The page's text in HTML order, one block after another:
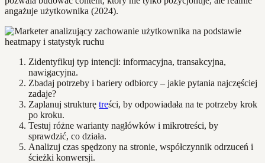
angażuje użytkownika (2024).
Zidentyfikuj typ intencji: informacyjna, transakcyjna,
nawigacyjna.
Zbadaj potrzeby i bariery odbiorcy – jakie pytania najczęściej
zadaje?
Zaplanuj strukturę treści, by odpowiadała na te potrzeby krok
po kroku.
Testuj różne warianty nagłówków i mikrotreści, by
sprawdzić, co działa.
Analizuj czas spędzony na stronie, współczynnik odrzuceń i
ścieżki konwersji.